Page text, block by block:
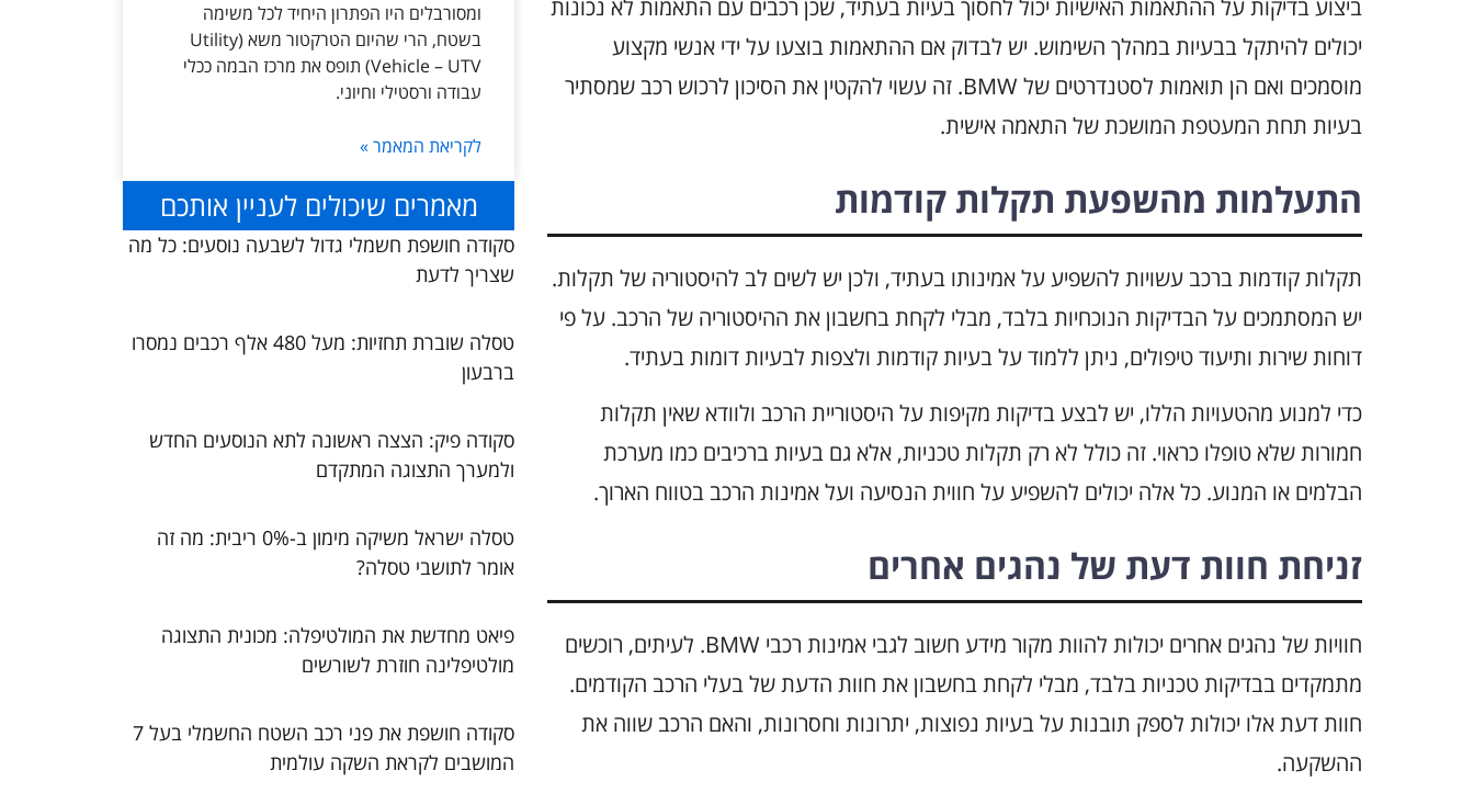
ביצוע בדיקות על ההתאמות האישיות יכול לחסוך בעיות בעתיד, שכן רכבים עם התאמות לא נכונות
יכולים להיתקל בבעיות במהלך השימוש. יש לבדוק אם ההתאמות בוצעו על ידי אנשי מקצוע
מוסמכים ואם הן תואמות לסטנדרטים של BMW. זה עשוי להקטין את הסיכון לרכוש רכב שמסתיר
בעיות תחת המעטפת המושכת של התאמה אישית.
התעלמות מהשפעת תקלות קודמות
תקלות קודמות ברכב עשויות להשפיע על אמינותו בעתיד, ולכן יש לשים לב להיסטוריה של תקלות.
יש המסתמכים על הבדיקות הנוכחיות בלבד, מבלי לקחת בחשבון את ההיסטוריה של הרכב. על פי
דוחות שירות ותיעוד טיפולים, ניתן ללמוד על בעיות קודמות ולצפות לבעיות דומות בעתיד.
כדי למנוע מהטעויות הללו, יש לבצע בדיקות מקיפות על היסטוריית הרכב ולוודא שאין תקלות
חמורות שלא טופלו כראוי. זה כולל לא רק תקלות טכניות, אלא גם בעיות ברכיבים כמו מערכת
הבלמים או המנוע. כל אלה יכולים להשפיע על חווית הנסיעה ועל אמינות הרכב בטווח הארוך.
זניחת חוות דעת של נהגים אחרים
חוויות של נהגים אחרים יכולות להוות מקור מידע חשוב לגבי אמינות רכבי BMW. לעיתים, רוכשים
מתמקדים בבדיקות טכניות בלבד, מבלי לקחת בחשבון את חוות הדעת של בעלי הרכב הקודמים.
חוות דעת אלו יכולות לספק תובנות על בעיות נפוצות, יתרונות וחסרונות, והאם הרכב שווה את
ההשקעה.
ומסורבלים היו הפתרון היחיד לכל משימה
בשטח, הרי שהיום הטרקטור משא (Utility
Vehicle – UTV) תופס את מרכז הבמה ככלי
עבודה ורסטילי וחיוני.
לקריאת המאמר »
מאמרים שיכולים לעניין אותכם
סקודה חושפת חשמלי גדול לשבעה נוסעים: כל מה
שצריך לדעת
טסלה שוברת תחזיות: מעל 480 אלף רכבים נמסרו
ברבעון
סקודה פיק: הצצה ראשונה לתא הנוסעים החדש
ולמערך התצוגה המתקדם
טסלה ישראל משיקה מימון ב-0% ריבית: מה זה
אומר לתושבי טסלה?
פיאט מחדשת את המולטיפלה: מכונית התצוגה
מולטיפלינה חוזרת לשורשים
סקודה חושפת את פני רכב השטח החשמלי בעל 7
המושבים לקראת השקה עולמית